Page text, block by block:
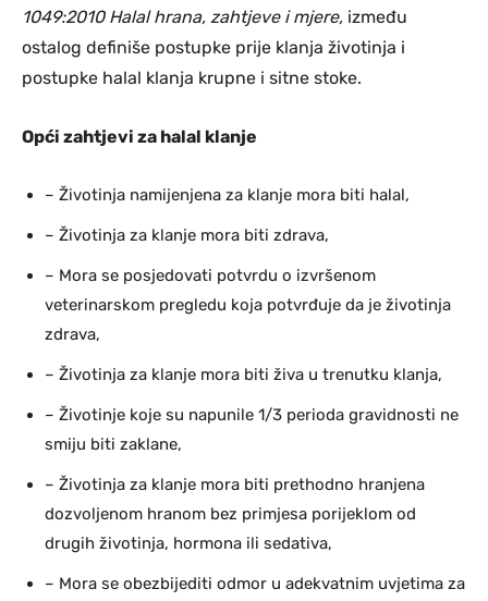
1049:2010 Halal hrana, zahtjeve i mjere, između
ostalog definiše postupke prije klanja životinja i
postupke halal klanja krupne i sitne stoke.
Opći zahtjevi za halal klanje
– Životinja namijenjena za klanje mora biti halal,
– Životinja za klanje mora biti zdrava,
– Mora se posjedovati potvrdu o izvršenom
veterinarskom pregledu koja potvrđuje da je životinja
zdrava,
– Životinja za klanje mora biti živa u trenutku klanja,
– Životinje koje su napunile 1/3 perioda gravidnosti ne
smiju biti zaklane,
– Životinja za klanje mora biti prethodno hranjena
dozvoljenom hranom bez primjesa porijeklom od
drugih životinja, hormona ili sedativa,
– Mora se obezbijediti odmor u adekvatnim uvjetima za